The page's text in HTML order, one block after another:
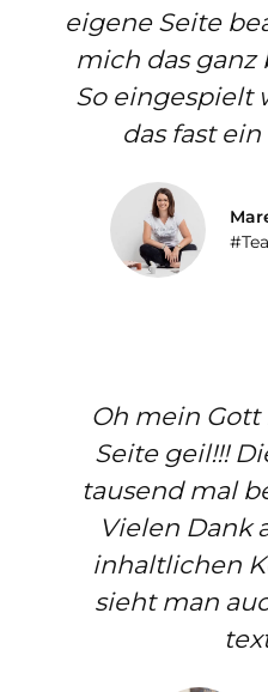
Oh mein Gott
Seite geil!!!
tausend mal
Vielen Dank
inhaltlichen
sieht man
eigene Seite
mich das ganz
So eingespielt
das fast